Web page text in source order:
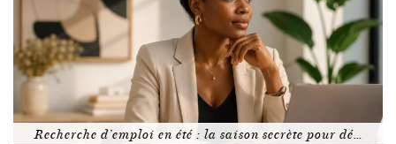
Recherche d’emploi en été : la saison secrète pour dé…